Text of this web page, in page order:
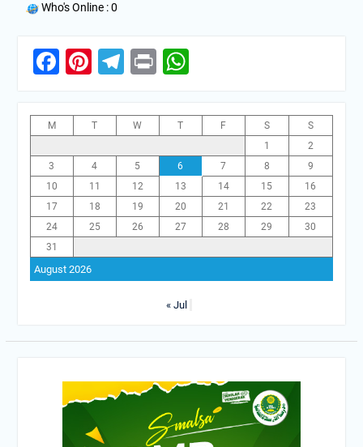
Who's Online : 0
Facebook
Pinterest
Telegram
Print
August 2026
M T W T F S
S
1
2
3
4 5 6 7 8
9
10
11 12 13 14 15
16
17
18 19 20 21 22
23
24
25 26 27 28 29
30
31
« Jul